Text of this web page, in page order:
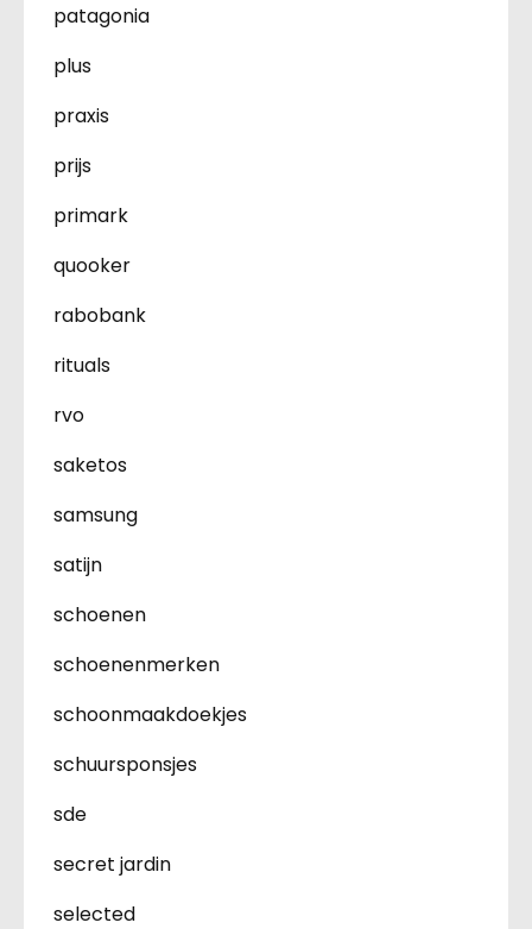
patagonia
plus
praxis
prijs
primark
quooker
rabobank
rituals
rvo
saketos
samsung
satijn
schoenen
schoenenmerken
schoonmaakdoekjes
schuursponsjes
sde
secret jardin
selected